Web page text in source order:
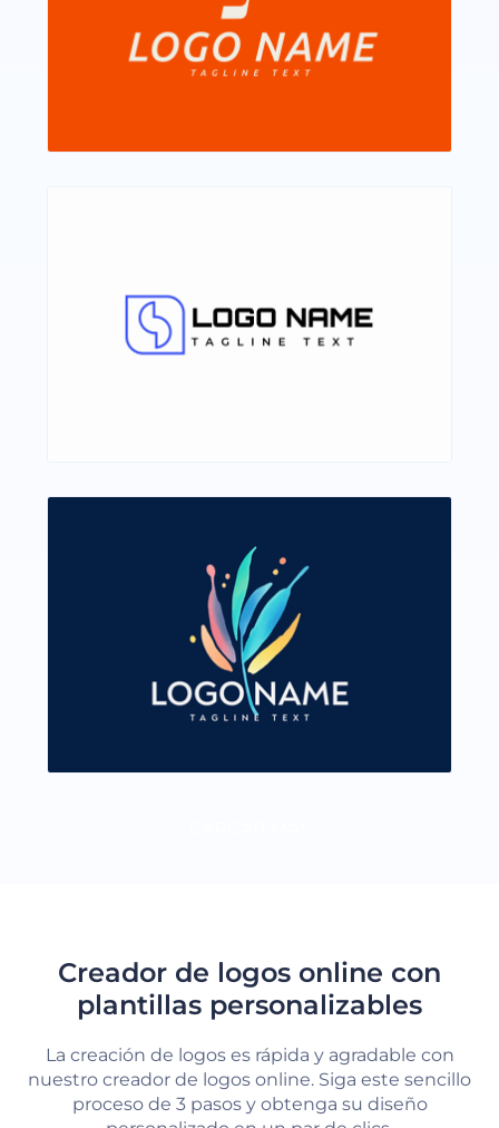
Creador de logos online con
plantillas personalizables
La creación de logos es rápida y agradable con
nuestro creador de logos online. Siga este sencillo
proceso de 3 pasos y obtenga su diseño